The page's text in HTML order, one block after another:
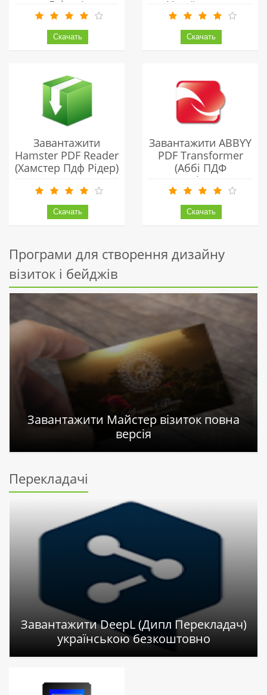
Едітор)
Українською
Безкоштовно
Українською
Безкоштовно
Завантажити
Hamster PDF Reader
(Хамстер Пдф Рідер)
Безкоштовно
Завантажити ABBYY
PDF Transformer
(Аббі ПДФ
Трансформер)
Українською
Безкоштовно
Програми для створення дизайну
візиток і бейджів
Завантажити Майстер візиток повна
версія
Перекладачі
Завантажити DeepL (Дипл Перекладач)
українською безкоштовно